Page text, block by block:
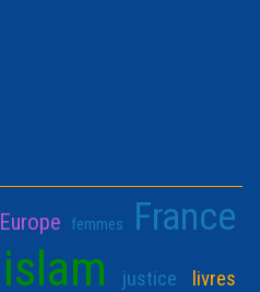
Europe femmes France
islam justice livres